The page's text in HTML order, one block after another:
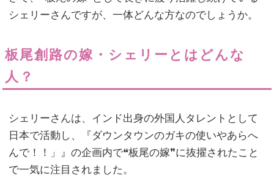
シェリーさんですが、一体どんな方なのでしょうか。
板尾創路の嫁・シェリーとはどんな
人？
シェリーさんは、インド出身の外国人タレントとして
日本で活動し、『ダウンタウンのガキの使いやあらへ
んで！！」』の企画内で❝板尾の嫁❞に抜擢されたこと
で一気に注目されました。